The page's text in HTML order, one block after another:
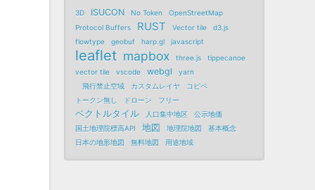
3D ISUCON No Token
OpenStreetMap
Protocol Buffers
RUST Vector tile
d3.js
flowtype
geobuf harp.gl javascript
leaflet mapbox three.js
tippecanoe
vector tile
vscode webgl
yarn
飛行禁止空域
カスタムレイヤ
コピペ
トークン無し
ドローン フリー
ベクトルタイル 人口集中地区
公示地価
国土地理院標高API
地図 地理院地図
基本概念
日本の地形地図
無料地図 用途地域